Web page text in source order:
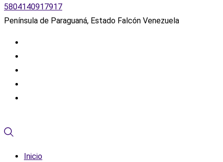
5804140917917
Península de Paraguaná, Estado Falcón Venezuela
Inicio